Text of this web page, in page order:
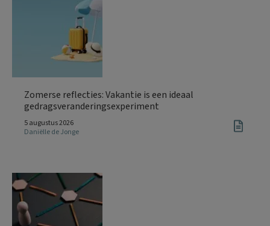
Zomerse reflecties: Vakantie is een ideaal
gedragsveranderingsexperiment
5 augustus 2026
Daniëlle de Jonge